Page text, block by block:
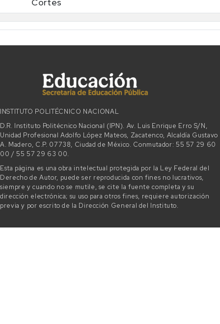
Cortes
INSTITUTO POLITÉCNICO NACIONAL
D.R. Instituto Politécnico Nacional (IPN). Av. Luis Enrique Erro S/N,
Unidad Profesional Adolfo López Mateos, Zacatenco, Alcaldía Gustavo
A. Madero, C.P. 07738, Ciudad de México. Conmutador: 55 57 29 60
00 / 55 57 29 63 00.
Esta página es una obra intelectual protegida por la Ley Federal del
Derecho de Autor, puede ser reproducida con fines no lucrativos,
siempre y cuando no se mutile, se cite la fuente completa y su
dirección electrónica; su uso para otros fines, requiere autorización
previa y por escrito de la Dirección General del Instituto.